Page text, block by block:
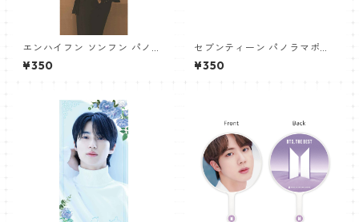
エンハイフン ソンフン パノラ
マポスター (ENHYPEN SUNGH
OON Poster) 700*330mm
¥350
セブンティーン パノラマポス
ター (SEVENTEEN Poster) 70
0*330mm 【seventeen-0
¥350